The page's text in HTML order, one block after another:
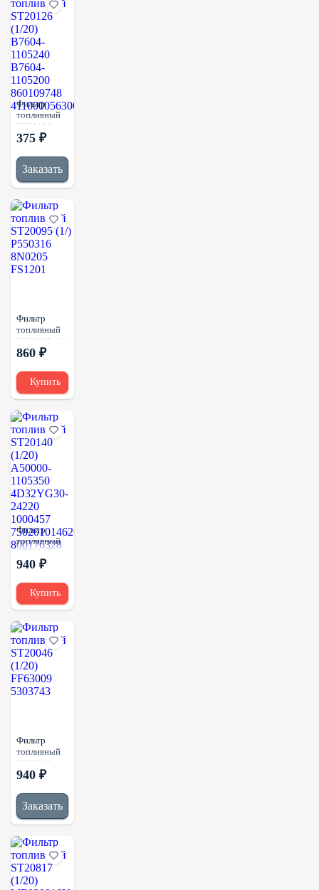
Фильтр
топливный
ST20126
(1/20)
1105240
B7604-
1105200
4110000563007
375 ₽
Заказать
Фильтр
топливный
ST20095 (1/)
P550316
FS1201
860 ₽
Купить
Фильтр
топливный
ST20140
(1/20)
1105350
4D32YG30-
24220
1000457
750201014626
800176328
940 ₽
Купить
Фильтр
топливный
ST20046
(1/20)
5303743
940 ₽
Заказать